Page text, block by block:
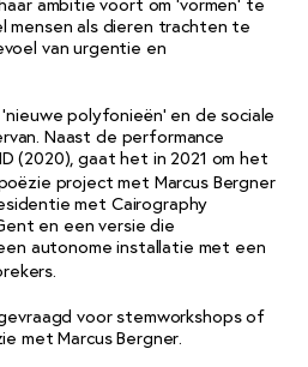
mensen als dieren trachten te
van urgentie en
polyfonieën’ en de sociale
Naast de performance
(2020), gaat het in 2021 om het
project met Marcus Bergner
met Cairography
en een versie die
autonome installatie met een
voor stemworkshops of
met Marcus Bergner.